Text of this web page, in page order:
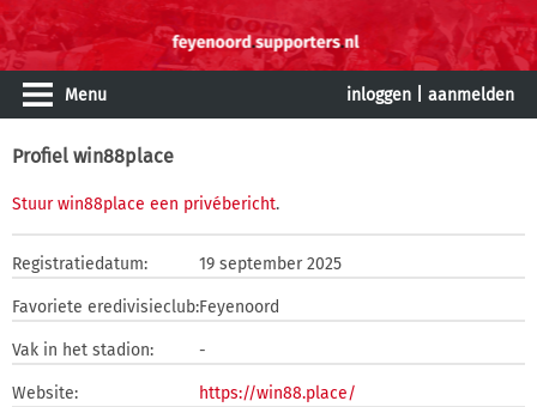
Menu inloggen aanmelden
Profiel win88place
Stuur win88place een privébericht.
Registratiedatum: 19 september 2025
Favoriete eredivisieclub:Feyenoord
Vak in het stadion: -
Website: https://win88.place/